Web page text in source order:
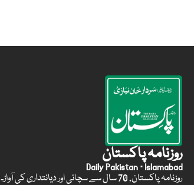
روزنامہ پاکستان
Daily Pakistan · Islamabad
روزنامہ پاکستان, 70 سال سے سچائی اور دیانتداری کی آواز۔